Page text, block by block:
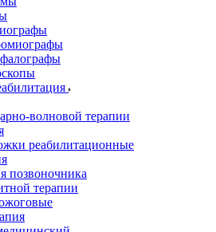
волновой терапии
реабилитационные
позвоночника
терапии